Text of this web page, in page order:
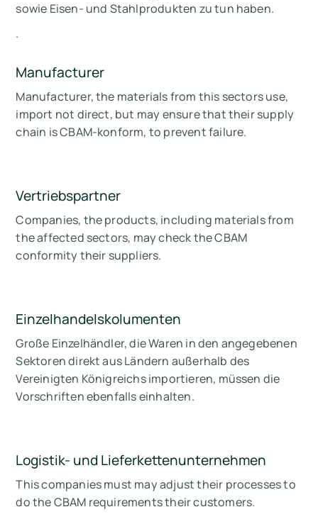
sowie Eisen- und Stahlprodukten zu tun haben.
.
Manufacturer
Manufacturer, the materials from this sectors use,
import not direct, but may ensure that their supply
chain is CBAM-konform, to prevent failure.
Vertriebspartner
Companies, the products, including materials from
the affected sectors, may check the CBAM
conformity their suppliers.
Einzelhandelskolumenten
Große Einzelhändler, die Waren in den angegebenen
Sektoren direkt aus Ländern außerhalb des
Vereinigten Königreichs importieren, müssen die
Vorschriften ebenfalls einhalten.
Logistik- und Lieferkettenunternehmen
This companies must may adjust their processes to
do the CBAM requirements their customers.